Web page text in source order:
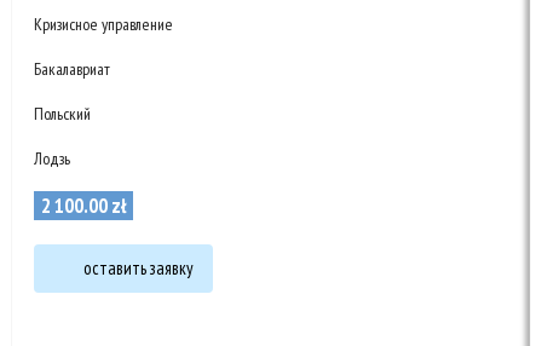
Кризисное управление
Бакалавриат
Польский
Лодзь
2 100.00zł
оставить заявку